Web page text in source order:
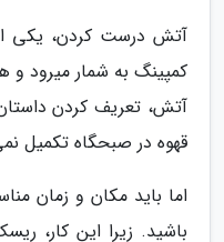
آتش درست کردن، یکی
کمپینگ به شمار میرود
آتش، تعریف کردن
قهوه در صبحگاه تکمیل
اما باید مکان و زمان
باشید. زیرا این کار،